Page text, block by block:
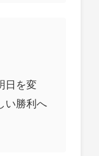
日を変
い勝利へ